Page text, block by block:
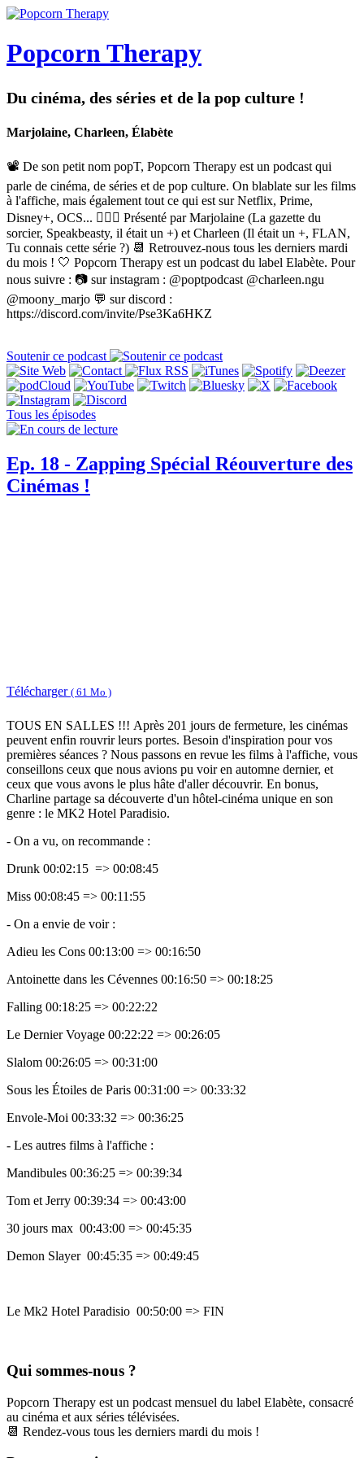
Popcorn Therapy
Du cinéma, des séries et de la pop culture !
Marjolaine, Charleen, Élabète
📽 De son petit nom popT, Popcorn Therapy est un podcast qui
parle de cinéma, de séries et de pop culture. On blablate sur les films
à l'affiche, mais également tout ce qui est sur Netflix, Prime,
Disney+, OCS... 🙋🏼‍♀️ Présenté par Marjolaine (La gazette du
sorcier, Speakbeasty, il était un +) et Charleen (Il était un +, FLAN,
Tu connais cette série ?) 📆 Retrouvez-nous tous les derniers mardi
du mois ! 🤍 Popcorn Therapy est un podcast du label Elabète. Pour
nous suivre : 📷 sur instagram : @poptpodcast @charleen.ngu
@moony_marjo 💬 sur discord :
https://discord.com/invite/Pse3Ka6HKZ
Soutenir ce podcast
Tous les épisodes
Ep. 18 - Zapping Spécial Réouverture des
Cinémas !
Télécharger ( 61 Mo )
TOUS EN SALLES !!! Après 201 jours de fermeture, les cinémas
peuvent enfin rouvrir leurs portes. Besoin d'inspiration pour vos
premières séances ? Nous passons en revue les films à l'affiche, vous
conseillons ceux que nous avions pu voir en automne dernier, et
ceux que vous avons le plus hâte d'aller découvrir. En bonus,
Charline partage sa découverte d'un hôtel-cinéma unique en son
genre : le MK2 Hotel Paradisio.
- On a vu, on recommande :
Drunk 00:02:15 => 00:08:45
Miss 00:08:45 => 00:11:55
- On a envie de voir :
Adieu les Cons 00:13:00 => 00:16:50
Antoinette dans les Cévennes 00:16:50 => 00:18:25
Falling 00:18:25 => 00:22:22
Le Dernier Voyage 00:22:22 => 00:26:05
Slalom 00:26:05 => 00:31:00
Sous les Étoiles de Paris 00:31:00 => 00:33:32
Envole-Moi 00:33:32 => 00:36:25
- Les autres films à l'affiche :
Mandibules 00:36:25 => 00:39:34
Tom et Jerry 00:39:34 => 00:43:00
30 jours max 00:43:00 => 00:45:35
Demon Slayer 00:45:35 => 00:49:45
Le Mk2 Hotel Paradisio 00:50:00 => FIN
Qui sommes-nous ?
Popcorn Therapy est un podcast mensuel du label Elabète, consacré
au cinéma et aux séries télévisées.
📆 Rendez-vous tous les derniers mardi du mois !